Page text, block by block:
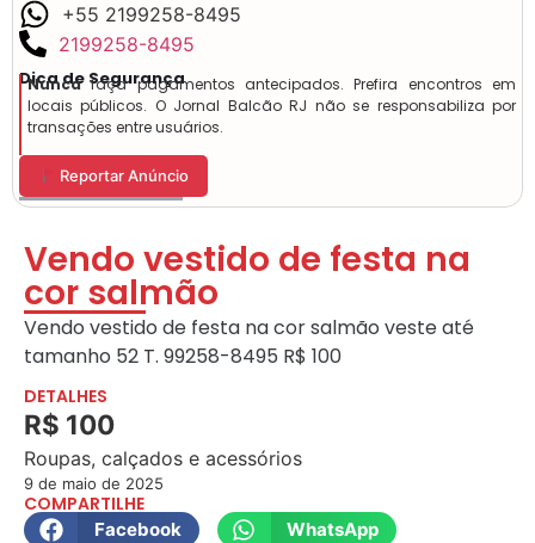
+55 2199258-8495
2199258-8495
Dica de Segurança
Nuncafaça pagamentos antecipados. Prefira encontros em
locais públicos. O Jornal Balcão RJ não se responsabiliza por
transações entre usuários.
Reportar Anúncio
Vendo vestido de festa na
cor salmão
Vendo vestido de festa na cor salmão veste até
tamanho 52 T. 99258-8495 R$ 100
DETALHES
R$ 100
Roupas, calçados e acessórios
9 de maio de 2025
COMPARTILHE
Facebook
WhatsApp